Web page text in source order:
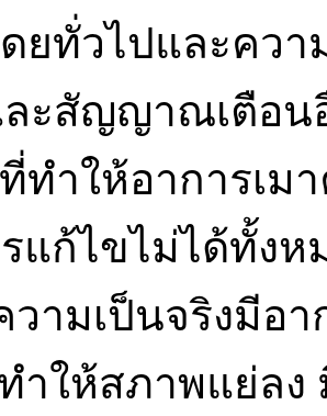
ยทั่วไปและควา
ะสัญญาณเตือน
ทำให้อาการเม
แก้ไขไม่ได้ทั้งห
ามเป็นจริงมีอา
ำให้สภาพแย่ลง